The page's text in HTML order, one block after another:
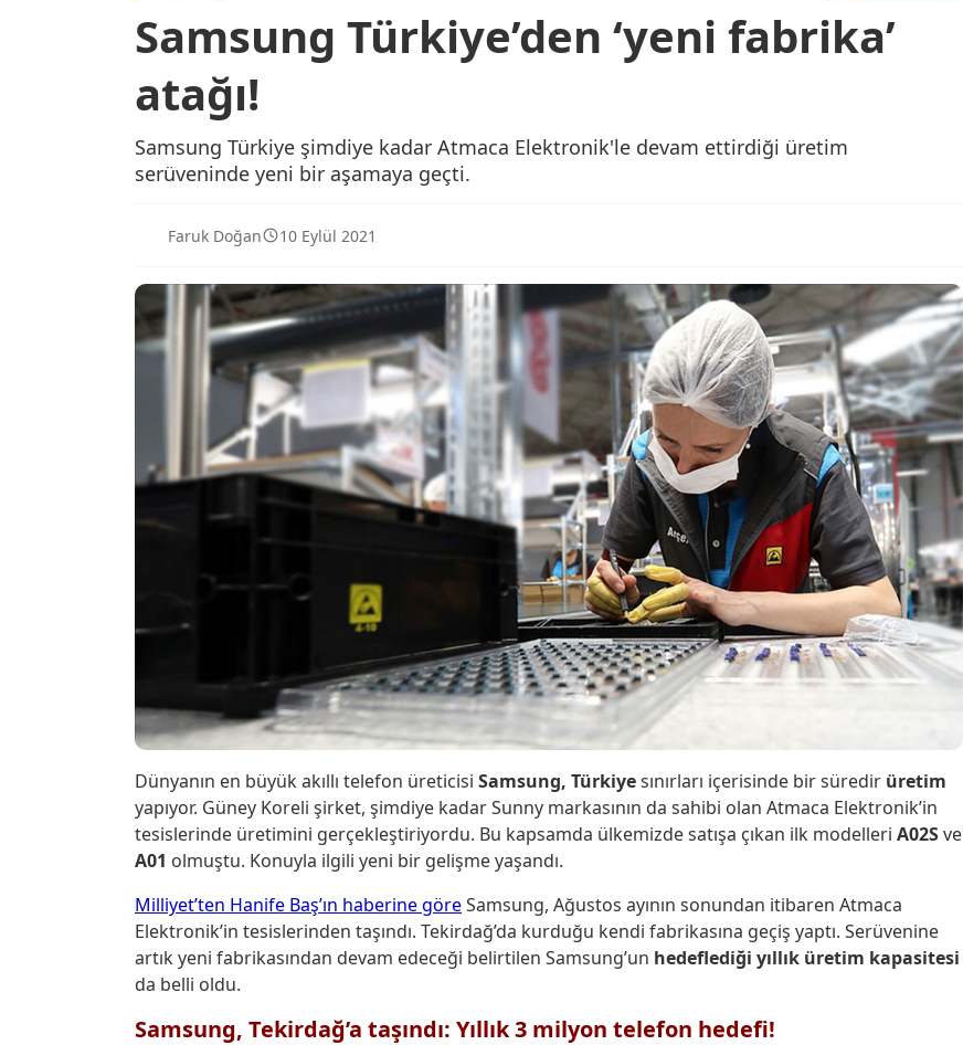
Samsung Türkiye’den ‘yeni fabrika’
atağı!
Samsung Türkiye şimdiye kadar Atmaca Elektronik'le devam ettirdiği üretim
serüveninde yeni bir aşamaya geçti.
Faruk Doğan 10 Eylül 2021
Dünyanın en büyük akıllı telefon üreticisi Samsung, Türkiyesınırları içerisinde bir süredir üretim
yapıyor. Güney Koreli şirket, şimdiye kadar Sunny markasının da sahibi olan Atmaca Elektronik’in
tesislerinde üretimini gerçekleştiriyordu. Bu kapsamda ülkemizde satışa çıkan ilk modelleri A02Sve
A01 olmuştu. Konuyla ilgili yeni bir gelişme yaşandı.
Milliyet’ten Hanife Baş’ın haberine göreSamsung, Ağustos ayının sonundan itibaren Atmaca
Elektronik’in tesislerinden taşındı. Tekirdağ’da kurduğu kendi fabrikasına geçiş yaptı. Serüvenine
artık yeni fabrikasından devam edeceği belirtilen Samsung’un hedeflediği yıllık üretim kapasitesi
da belli oldu.
Samsung, Tekirdağ’a taşındı: Yıllık 3 milyon telefon hedefi!